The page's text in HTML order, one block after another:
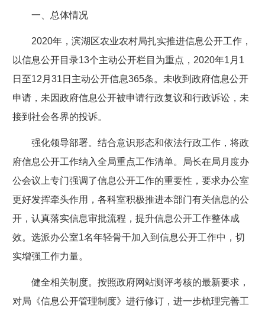
一、总体情况
2020年，滨湖区农业农村局扎实推进信息公开工作，
以信息公开目录13个主动公开栏目为重点，2020年1月1
日至12月31日主动公开信息365条。未收到政府信息公开
申请，未因政府信息公开被申请行政复议和行政诉讼，未
接到社会各界的投诉。
强化领导部署。 结合意识形态和依法行政工作，将政
府信息公开工作纳入全局重点工作清单。局长在局月度办
公会议上专门强调了信息公开工作的重要性，要求办公室
更好发挥牵头作用，各科室积极推进本部门有关信息的公
开，认真落实信息审批流程，提升信息公开工作整体成
效。选派办公室1名年轻骨干加入到信息公开工作中，切
实增强工作力量。
健全相关制度。按照政府网站测评考核的最新要求，
对局《信息公开管理制度》进行修订，进一步梳理完善工